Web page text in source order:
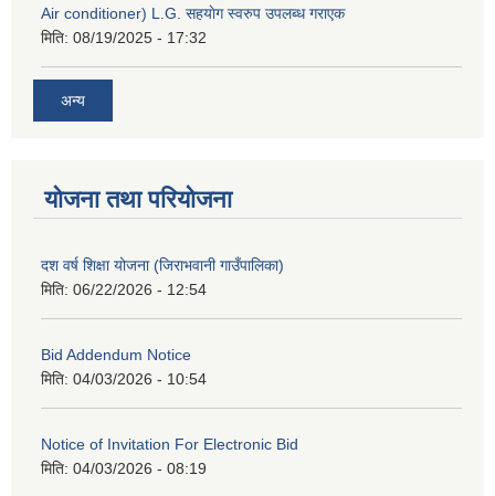
Air conditioner) L.G. सहयाेग स्वरुप उपलब्ध गराएक
मिति: 08/19/2025 - 17:32
अन्य
योजना तथा परियोजना
दश वर्ष शिक्षा योजना (जिराभवानी गाउँपालिका)
मिति: 06/22/2026 - 12:54
Bid Addendum Notice
मिति: 04/03/2026 - 10:54
Notice of Invitation For Electronic Bid
मिति: 04/03/2026 - 08:19